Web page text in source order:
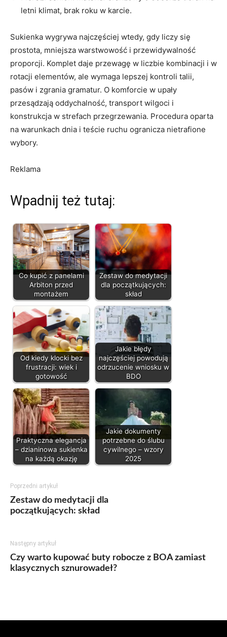
letni klimat, brak roku w karcie.
Sukienka wygrywa najczęściej wtedy, gdy liczy się
prostota, mniejsza warstwowość i przewidywalność
proporcji. Komplet daje przewagę w liczbie kombinacji i w
rotacji elementów, ale wymaga lepszej kontroli talii,
pasów i zgrania gramatur. O komforcie w upały
przesądzają oddychalność, transport wilgoci i
konstrukcja w strefach przegrzewania. Procedura oparta
na warunkach dnia i teście ruchu ogranicza nietrafione
wybory.
Reklama
Wpadnij też tutaj:
Co kupić z panelami
Arbiton przed
montażem
Zestaw do medytacji
dla początkujących:
skład
Od kiedy klocki bez
frustracji: wiek i
gotowość
Jakie błędy
najczęściej powodują
odrzucenie wniosku w
BDO
Praktyczna elegancja
– dzianinowa sukienka
na każdą okazję
Jakie dokumenty
potrzebne do ślubu
cywilnego – wzory
2025
Poprzedni artykuł
Zestaw do medytacji dla
początkujących: skład
Następny artykuł
Czy warto kupować buty robocze z BOA zamiast
klasycznych sznurowadeł?